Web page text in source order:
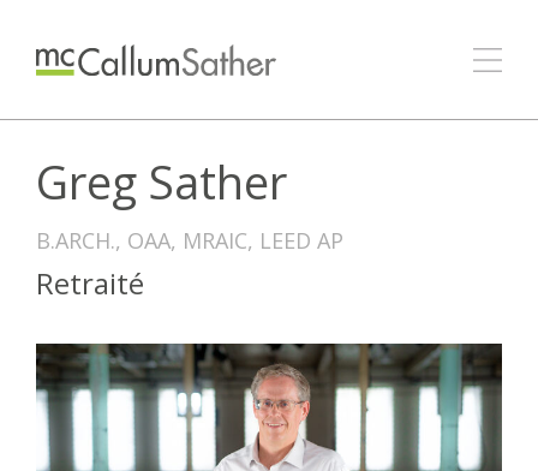
Greg Sather
B.ARCH., OAA, MRAIC, LEED AP
Retraité